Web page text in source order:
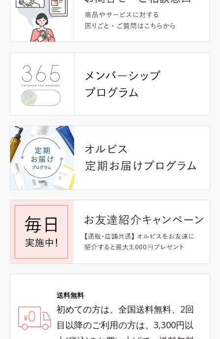
送料無料
初めての方は、全国送料無料、2回
目以降のご利用の方は、3,300円以